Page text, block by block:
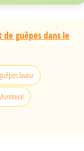
guêpes dans le
lavaur